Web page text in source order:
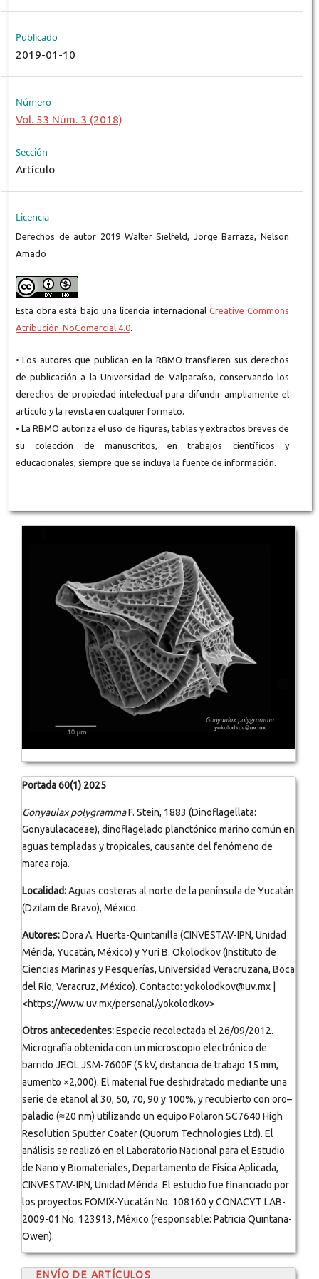
Publicado
2019-01-10
Número
Vol. 53 Núm. 3 (2018)
Sección
Artículo
Licencia
Derechos de autor 2019 Walter Sielfeld, Jorge Barraza, Nelson
Amado
Esta obra está bajo una licencia internacional Creative Commons
Atribución-NoComercial 4.0.
• Los autores que publican en la RBMO transfieren sus derechos
de publicación a la Universidad de Valparaíso, conservando los
derechos de propiedad intelectual para difundir ampliamente el
artículo y la revista en cualquier formato.
• La RBMO autoriza el uso de figuras, tablas y extractos breves de
su colección de manuscritos, en trabajos científicos y
educacionales, siempre que se incluya la fuente de información.
Portada 60(1) 2025
Gonyaulax polygrammaF. Stein, 1883 (Dinoflagellata:
Gonyaulacaceae), dinoflagelado planctónico marino común en
aguas templadas y tropicales, causante del fenómeno de
marea roja.
Localidad:Aguas costeras al norte de la península de Yucatán
(Dzilam de Bravo), México.
Autores:Dora A. Huerta-Quintanilla (CINVESTAV-IPN, Unidad
Mérida, Yucatán, México) y Yuri B. Okolodkov (Instituto de
Ciencias Marinas y Pesquerías, Universidad Veracruzana, Boca
del Río, Veracruz, México). Contacto: yokolodkov@uv.mx |
<https://www.uv.mx/personal/yokolodkov>
Otros antecedentes:Especie recolectada el 26/09/2012.
Micrografía obtenida con un microscopio electrónico de
barrido JEOL JSM-7600F (5 kV, distancia de trabajo 15 mm,
aumento ×2,000). El material fue deshidratado mediante una
serie de etanol al 30, 50, 70, 90 y 100%, y recubierto con oro–
paladio (≈20 nm) utilizando un equipo Polaron SC7640 High
Resolution Sputter Coater (Quorum Technologies Ltd). El
análisis se realizó en el Laboratorio Nacional para el Estudio
de Nano y Biomateriales, Departamento de Física Aplicada,
CINVESTAV-IPN, Unidad Mérida. El estudio fue financiado por
los proyectos FOMIX-Yucatán No. 108160 y CONACYT LAB-
2009-01 No. 123913, México (responsable: Patricia Quintana-
Owen).
ENVÍO DE ARTÍCULOS